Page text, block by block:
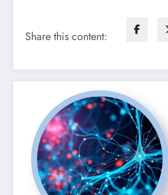
Share this content: